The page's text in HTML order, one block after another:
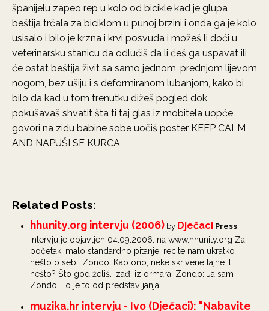
španijelu zapeo rep u kolo od bicikle kad je glupa
beštija trčala za biciklom u punoj brzini i onda ga je kolo
usisalo i bilo je krzna i krvi posvuda i možeš li doći u
veterinarsku stanicu da odlučiš da li ćeš ga uspavat ili
će ostat beštija živit sa samo jednom, prednjom lijevom
nogom, bez ušiju i s deformiranom lubanjom, kako bi
bilo da kad u tom trenutku dižeš pogled dok
pokušavaš shvatit šta ti taj glas iz mobitela uopće
govori na zidu babine sobe uočiš poster KEEP CALM
AND NAPUŠI SE KURCA
Related Posts:
hhunity.org intervju (2006) by Dječaci Press
Intervju je objavljen 04.09.2006. na www.hhunity.org Za
početak, malo standardno pitanje, recite nam ukratko
nešto o sebi. Zondo: Kao ono, neke skrivene tajne il
nešto? Što god želiš. Izađi iz ormara. Zondo: Ja sam
Zondo. To je to od predstavljanja.…
muzika.hr intervju - Ivo (Dječaci): "Nabavite